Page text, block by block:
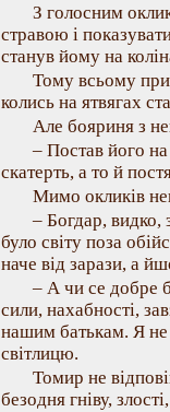
З голосним
стравою і
станув йому на
Тому всьому
колись на ятвягах
Але бояриня з
– Постав його
скатерть, а то й
Мимо окликів
– Богдар, видко,
було світу поза
наче від зарази, а
– А чи се добре
сили, нахабності,
нашим батькам. Я не
світлицю.
Томир не
безодня гніву,